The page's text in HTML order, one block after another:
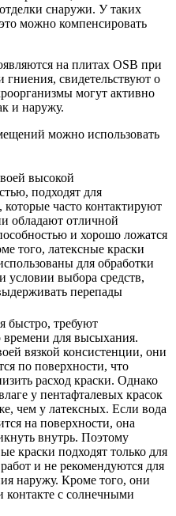
снаружи. У таких
можно компенсировать
на плитах OSB при
гниения, свидетельствуют о
могут активно
и наружу.
можно использовать
высокой
подходят для
часто контактируют
обладают отличной
и хорошо ложатся
того, латексные краски
для обработки
условии выбора средств,
перепады
быстро, требуют
времени для высыхания.
вязкой консистенции, они
по поверхности, что
расход краски. Однако
у пентафталевых красок
чем у латексных. Если вода
на поверхности, она
внутрь. Поэтому
краски подходят только для
и не рекомендуются для
наружу. Кроме того, они
контакте с солнечными